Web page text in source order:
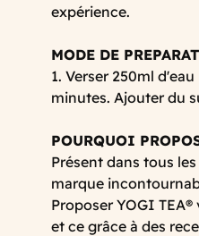
expérience.
MODE DE
1. Verser 250ml
minutes. Ajouter du
POURQUOI
Présent dans tous
marque
Proposer YOGI
et ce grâce à des